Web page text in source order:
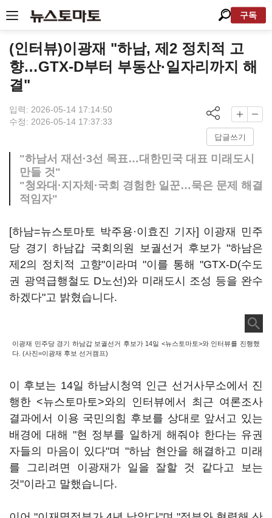
구독
(인터뷰)이광재 "하남, 제2 정치적 고
향…GTX-D부터 부동산·일자리까지 해
결"
입력: 2026-05-14 17:14:50
수정: 2026-05-14 17:37:33
답글쓰기
"하남서 재선·3선 목표…대한민국 대표 미래도시
만들 것"
"청와대·지자체·국회 경험한 일꾼…묵은 문제 해결
적임자"
[하남=뉴스토마토 박주용·이효진 기자] 이광재 민주
당 경기 하남갑 국회의원 보궐선거 후보가 "하남은
제2의 정치적 고향"이라며 "이를 통해 "GTX-D(수도
권 광역급행철도 D노선)와 미래도시 조성 등을 완수
하겠다"고 밝혔습니다.
이광재 민주당 경기 하남갑 보궐선거 후보가 14일 <뉴스토마토>와 인터뷰를 진행했
다. (사진=이광재 후보 선거캠프)
이 후보는 14일 하남시청역 인근 선거사무소에서 진
행한 <뉴스토마토>와의 인터뷰에서 최근 여론조사
결과에서 이용 국민의힘 후보를 상대로 앞서고 있는
배경에 대해 "현 정부를 일하게 해줘야 한다는 유권
자들의 마음이 있다"며 "하남 현안을 해결하고 미래
를 그리려면 이광재가 일을 잘할 것 같다고 보는
것"이라고 말했습니다.